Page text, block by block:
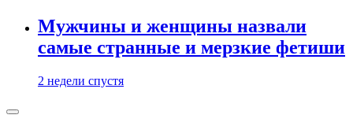
Мужчины и женщины назвали
самые странные и мерзкие фетиши
2 недели спустя